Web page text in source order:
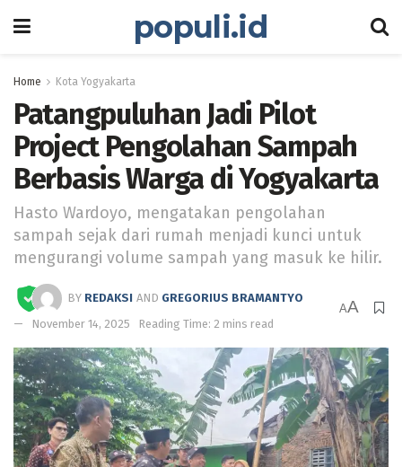
populi.id
Home Kota Yogyakarta
Patangpuluhan Jadi Pilot
Project Pengolahan Sampah
Berbasis Warga di Yogyakarta
Hasto Wardoyo, mengatakan pengolahan
sampah sejak dari rumah menjadi kunci untuk
mengurangi volume sampah yang masuk ke hilir.
BY REDAKSI AND GREGORIUS BRAMANTYO
November 14, 2025
Reading Time: 2 mins read
AA